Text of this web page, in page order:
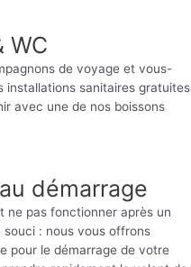
WC
de voyage et vous-
installations sanitaires gratuites
avec une de nos boissons
démarrage
ne pas fonctionner après un
: nous vous offrons
pour le démarrage de votre